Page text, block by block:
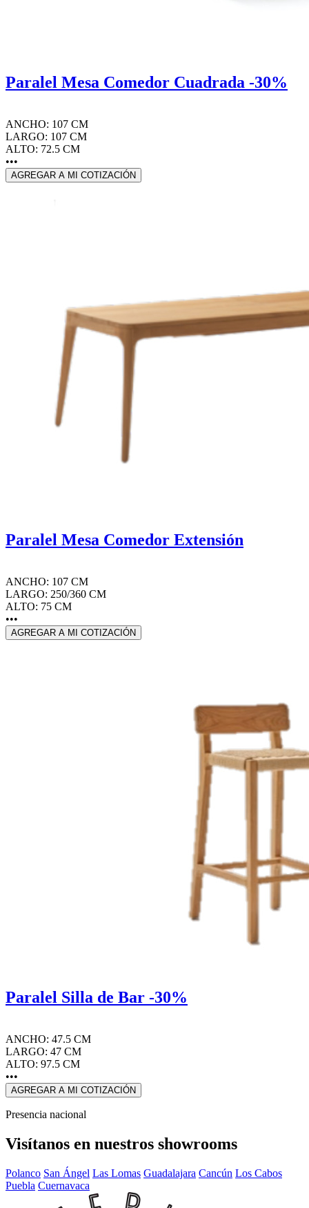
Paralel Mesa Comedor Cuadrada -30%
ANCHO: 107 CM
LARGO: 107 CM
ALTO: 72.5 CM
•••
AGREGAR A MI COTIZACIÓN
Paralel Mesa Comedor Extensión
ANCHO: 107 CM
LARGO: 250/360 CM
ALTO: 75 CM
•••
AGREGAR A MI COTIZACIÓN
Paralel Silla de Bar -30%
ANCHO: 47.5 CM
LARGO: 47 CM
ALTO: 97.5 CM
•••
AGREGAR A MI COTIZACIÓN
Presencia nacional
Visítanos en nuestros showrooms
Polanco San Ángel Las Lomas Guadalajara Cancún Los Cabos
Puebla Cuernavaca